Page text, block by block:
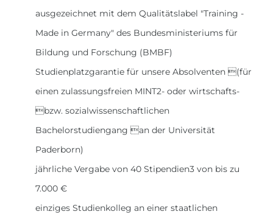
ausgezeichnet mit dem Qualitätslabel "Training -
Made in Germany" des Bundesministeriums für
Bildung und Forschung (BMBF)
Studienplatzgarantie für unsere Absolventen (für
einen zulassungsfreien MINT2- oder wirtschafts-
bzw. sozialwissenschaftlichen
Bachelorstudiengang an der Universität
Paderborn)
jährliche Vergabe von 40 Stipendien3 von bis zu
7.000 €
einziges Studienkolleg an einer staatlichen